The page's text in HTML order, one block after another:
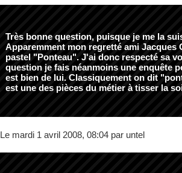
Très bonne question, puisque je me la
Apparemment mon regretté ami Jacques
pastel "Ponteau". J'ai donc respecté sa
question je fais néanmoins une enquête
est bien de lui. Classiquement on dit
est une des pièces du métier à tisser la
Le mardi 1 avril 2008, 08:04 par untel